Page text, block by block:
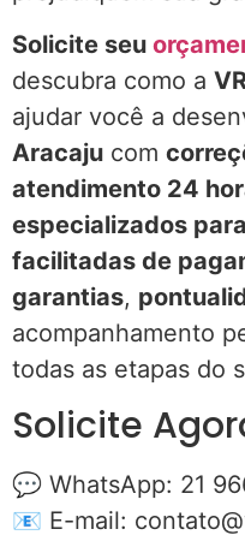
Solicite seu
descubra como a
ajudar você a
Aracaju com
atendimento 24
especializados
facilitadas de
garantias,
acompanhamento
todas as etapas do
Solicite
💬 WhatsApp: 21
📧 E-mail: